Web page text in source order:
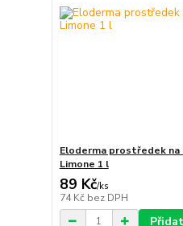
Eloderma prostředek na
Limone 1 l
89 Kč/ks
74 Kč bez DPH